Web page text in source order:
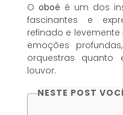
O oboé é um dos
fascinantes e
refinado e
emoções
orquestras
louvor.
NESTE POST